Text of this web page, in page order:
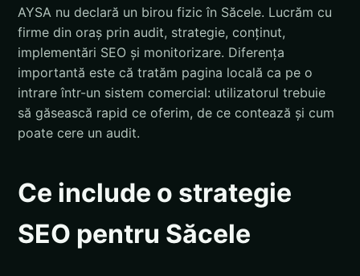
AYSA nu declară un birou fizic în Săcele. Lucrăm cu
firme din oraș prin audit, strategie, conținut,
implementări SEO și monitorizare. Diferența
importantă este că tratăm pagina locală ca pe o
intrare într-un sistem comercial: utilizatorul trebuie
să găsească rapid ce oferim, de ce contează și cum
poate cere un audit.
Ce include o strategie
SEO pentru Săcele